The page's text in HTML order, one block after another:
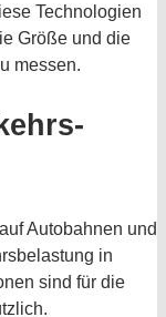
Technologien
Größe und die
messen.
Autobahnen und
in
sind für die